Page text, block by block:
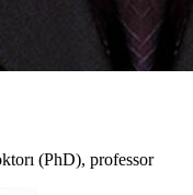
(PhD), professor